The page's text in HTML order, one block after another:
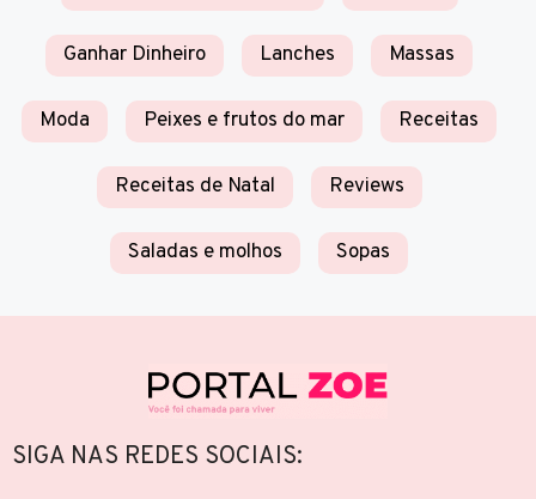
Ganhar Dinheiro Lanches Massas
Moda Peixes e frutos do mar Receitas
Receitas de Natal Reviews
Saladas e molhos Sopas
SIGA NAS REDES SOCIAIS: